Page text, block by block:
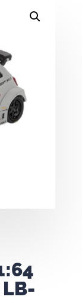
LB-